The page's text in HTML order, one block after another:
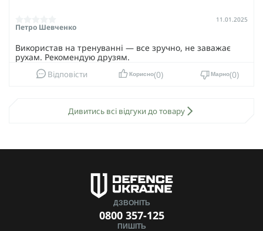
Петро Шевченко
11.01.2025
Використав на тренуванні — все зручно, не заважає
рухам. Рекомендую друзям.
Відповісти Корисно 0 Марно 0
Дивитись всі відгуки до товару
ДЗВОНІТЬ
0800 357-125
ПИШІТЬ